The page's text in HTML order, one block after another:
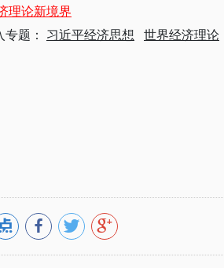
理论新境界
题： 习近平经济思想 世界经济理论